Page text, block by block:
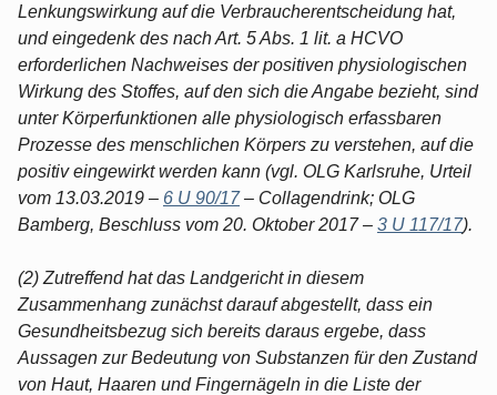
Lenkungswirkung auf die Verbraucherentscheidung hat,
und eingedenk des nach Art. 5 Abs. 1 lit. a HCVO
erforderlichen Nachweises der positiven physiologischen
Wirkung des Stoffes, auf den sich die Angabe bezieht, sind
unter Körperfunktionen alle physiologisch erfassbaren
Prozesse des menschlichen Körpers zu verstehen, auf die
positiv eingewirkt werden kann (vgl. OLG Karlsruhe, Urteil
vom 13.03.2019 – 6 U 90/17– Collagendrink; OLG
Bamberg, Beschluss vom 20. Oktober 2017 – 3 U 117/17).
(2) Zutreffend hat das Landgericht in diesem
Zusammenhang zunächst darauf abgestellt, dass ein
Gesundheitsbezug sich bereits daraus ergebe, dass
Aussagen zur Bedeutung von Substanzen für den Zustand
von Haut, Haaren und Fingernägeln in die Liste der